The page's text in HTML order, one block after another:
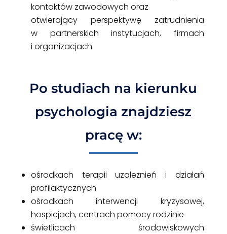
kontaktów zawodowych oraz
otwierający perspektywę zatrudnienia
w partnerskich instytucjach, firmach
i organizacjach.
Po studiach na kierunku
psychologia znajdziesz
pracę w:
ośrodkach terapii uzależnień i działań
profilaktycznych
ośrodkach interwencji kryzysowej,
hospicjach, centrach pomocy rodzinie
świetlicach środowiskowych